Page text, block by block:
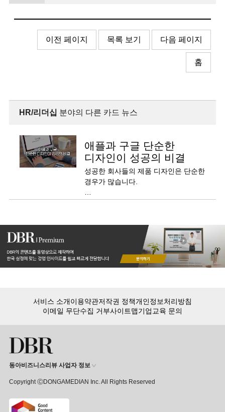
이전 페이지 목록 보기 다음 페이지
홈
HR/리더십 분야의 다른 카드 뉴스
애플과 구글 단순한
디자인이 성공의 비결
성공한 회사들의 제품 디자인은 단순한
경우가 많습니다.
서비스 소개이용약관저작권 정책개인정보처리방침
이메일 무단수집 거부사이트맵기업교육 문의
동아비즈니스리뷰 사업자 정보
Copyright ⒸDONGAMEDIAN Inc. All Rights Reserved